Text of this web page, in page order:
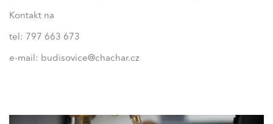
Kontakt na
tel: 797 663 673
e-mail: budisovice@chachar.cz